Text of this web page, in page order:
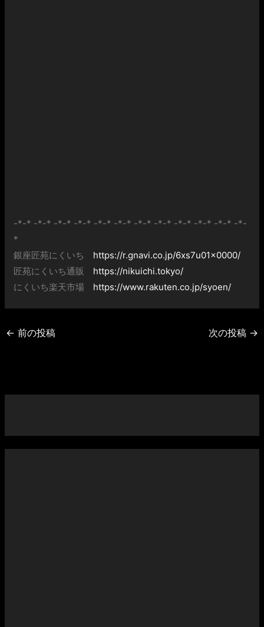
-*-* -*-* -*-* -*-* -*-* -*-* -*-* -*-* -*-* -*-* -*-* -*-
*
銀座匠苑にくいち https://r.gnavi.co.jp/6xs7u01x0000/
匠苑にくいち通販 https://nikuichi.tokyo/
にくいち楽天市場 https://www.rakuten.co.jp/syoen/
← 前の投稿 次の投稿 →